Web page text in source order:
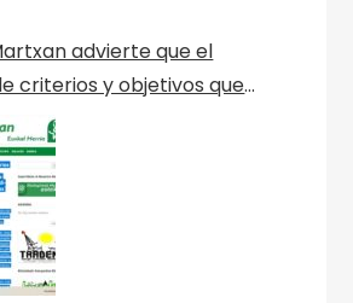
advierte que el
criterios y objetivos que
del PGOU de Vitoria-
con el consenso
adecuadamente los
abre la puerta al dique
de Errekaleor y tiene